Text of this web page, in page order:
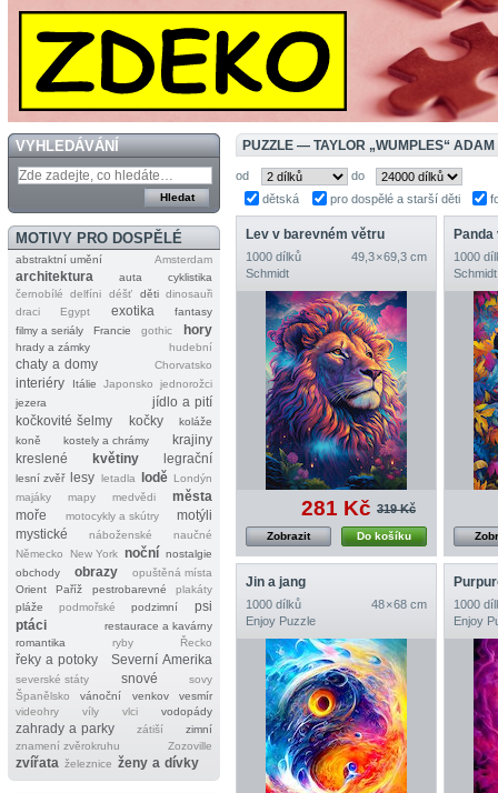
VYHLEDÁVÁNÍ
MOTIVY PRO DOSPĚLÉ
abstraktní umění Amsterdam
architektura auta
cyklistika
černobílé
delfíni déšť děti dinosauři
draci
Egypt exotika
fantasy
filmy a seriály
Francie gothic hory
hrady a zámky hudební
chaty a domy Chorvatsko
interiéry Itálie Japonsko
jednorožci
jezera
jídlo a pití
kočkovité šelmy
kočky
koláže
koně
kostely a chrámy
krajiny
kreslené
květiny legrační
lesní zvěř lesy letadla lodě Londýn
majáky
mapy medvědi
města
moře
motocykly a skútry
motýli
mystické
náboženské
naučné
Německo
New York noční nostalgie
obchody
obrazy
opuštěná místa
Orient
Paříž pestrobarevné
plakáty
pláže
podmořské podzimní
psi
ptáci
restaurace a kavárny
romantika
ryby Řecko
řeky a potoky Severní Amerika
severské státy snové
sovy
Španělsko
vánoční venkov
vesmír
videohry
víly vlci vodopády
zahrady a parky zátiší
zimní
znamení zvěrokruhu
Zozoville
zvířata železnice ženy a dívky
PUZZLE — TAYLOR „WUMPLES“ ADAM
od
do
dětská
pro dospělé a starší děti
Lev v barevném větru
1000 dílků
49,3 × 69,3 cm
Schmidt
281 Kč 319 Kč
Do košíku
Zobrazit
Panda
1000
Schmidt
Jin a jang
1000 dílků
48 × 68 cm
Enjoy Puzzle
1000
Enjoy